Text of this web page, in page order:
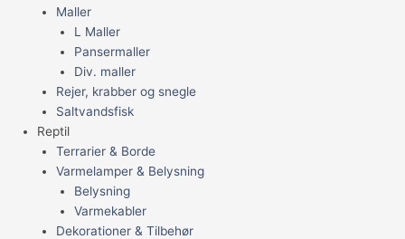
Maller
L Maller
Pansermaller
Div. maller
Rejer, krabber og snegle
Saltvandsfisk
Reptil
Terrarier & Borde
Varmelamper & Belysning
Belysning
Varmekabler
Dekorationer & Tilbehør